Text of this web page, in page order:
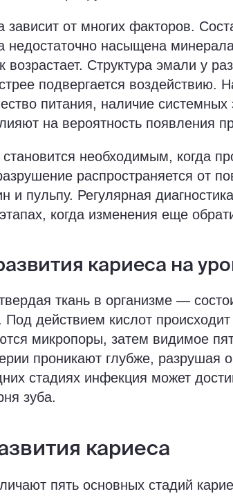
зависит от многих факторов.
недостаточно насыщена
возрастает. Структура эмали у
подвергается воздействию.
питания, наличие
на вероятность появления
необходимым, когда
распространяется от
и пульпу. Регулярная
когда изменения еще
кариеса на
ткань в организме —
Под действием кислот
микропоры, затем видимое
проникают глубже, разрушая
стадиях инфекция может
зуба.
кариеса
пять основных стадий